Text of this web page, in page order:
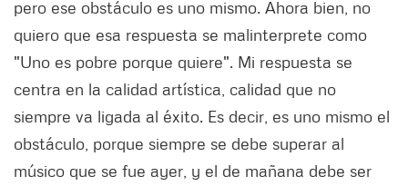
pero ese obstáculo es uno mismo. Ahora bien, no
quiero que esa respuesta se malinterprete como
"Uno es pobre porque quiere". Mi respuesta se
centra en la calidad artística, calidad que no
siempre va ligada al éxito. Es decir, es uno mismo el
obstáculo, porque siempre se debe superar al
músico que se fue ayer, y el de mañana debe ser